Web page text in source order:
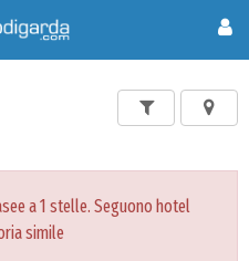
a 1 stelle. Seguono hotel
simile